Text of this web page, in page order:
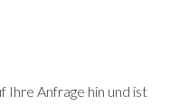
Anfrage hin und ist